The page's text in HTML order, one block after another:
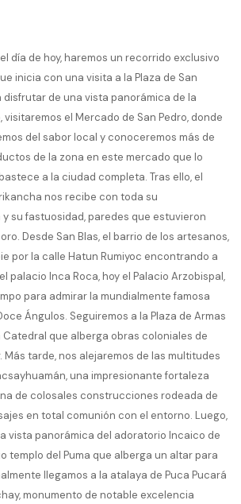
día de hoy, haremos un recorrido exclusivo
inicia con una visita a la Plaza de San
disfrutar de una vista panorámica de la
visitaremos el Mercado de San Pedro, donde
del sabor local y conoceremos más de
de la zona en este mercado que lo
a la ciudad completa. Tras ello, el
nos recibe con toda su
su fastuosidad, paredes que estuvieron
Desde San Blas, el barrio de los artesanos,
por la calle Hatun Rumiyoc encontrando a
palacio Inca Roca, hoy el Palacio Arzobispal,
para admirar la mundialmente famosa
Ángulos. Seguiremos a la Plaza de Armas
Catedral que alberga obras coloniales de
Más tarde, nos alejaremos de las multitudes
una impresionante fortaleza
de colosales construcciones rodeada de
en total comunión con el entorno. Luego,
vista panorámica del adoratorio Incaico de
templo del Puma que alberga un altar para
llegamos a la atalaya de Puca Pucará
monumento de notable excelencia